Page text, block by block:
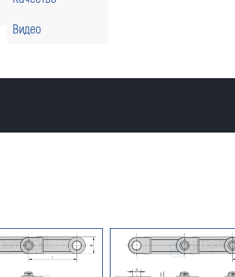
Видео